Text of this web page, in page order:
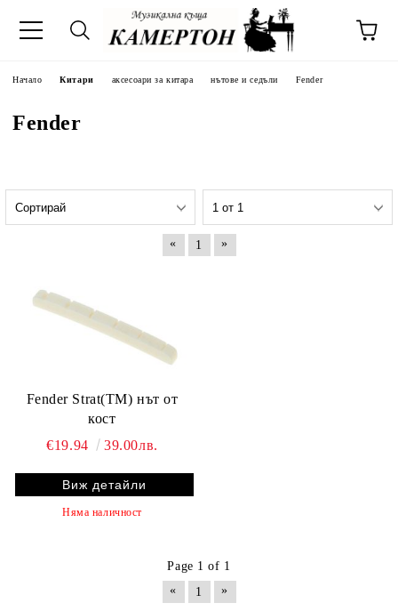
Начало Китари аксесоари за китара нътове и седъли Fender
Fender
« 1 »
Fender Strat(TM) нът от
кост
€19.94
39.00лв.
Виж детайли
Няма наличност
Page 1 of 1
«
1 »